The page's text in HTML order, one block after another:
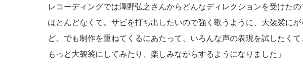
レコーディングでは澤野弘之さんからどんなディレクションを受けた
ほとんどなくて。サビを打ち出したいので強く歌うように、大袈裟に
ど。でも制作を重ねてくるにあたって、いろんな声の表現を試したく
もっと大袈裟にしてみたり、楽しみながらするようになりました」